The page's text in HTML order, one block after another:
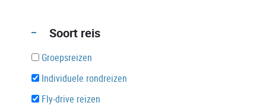
Soort reis
Groepsreizen
Individuele rondreizen
Fly-drive reizen